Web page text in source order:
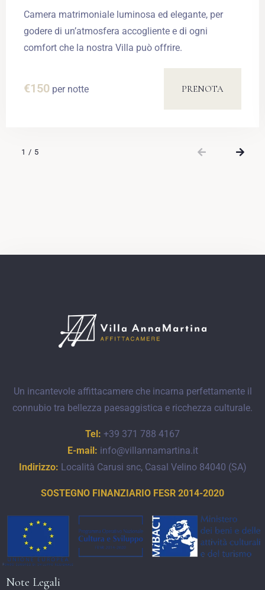
Camera matrimoniale luminosa ed elegante, per
godere di un’atmosfera accogliente e di ogni
comfort che la nostra Villa può offrire.
€150 per notte PRENOTA
1 / 5
Un incantevole affittacamere che incarna perfettamente il
connubio tra bellezza paesaggistica e ricchezza culturale.
Tel: +39 371 788 4167
E-mail: info@villannamartina.it
Indirizzo: Località Carusi snc, Casal Velino 84040 (SA)
SOSTEGNO FINANZIARIO FESR 2014-2020
Note Legali